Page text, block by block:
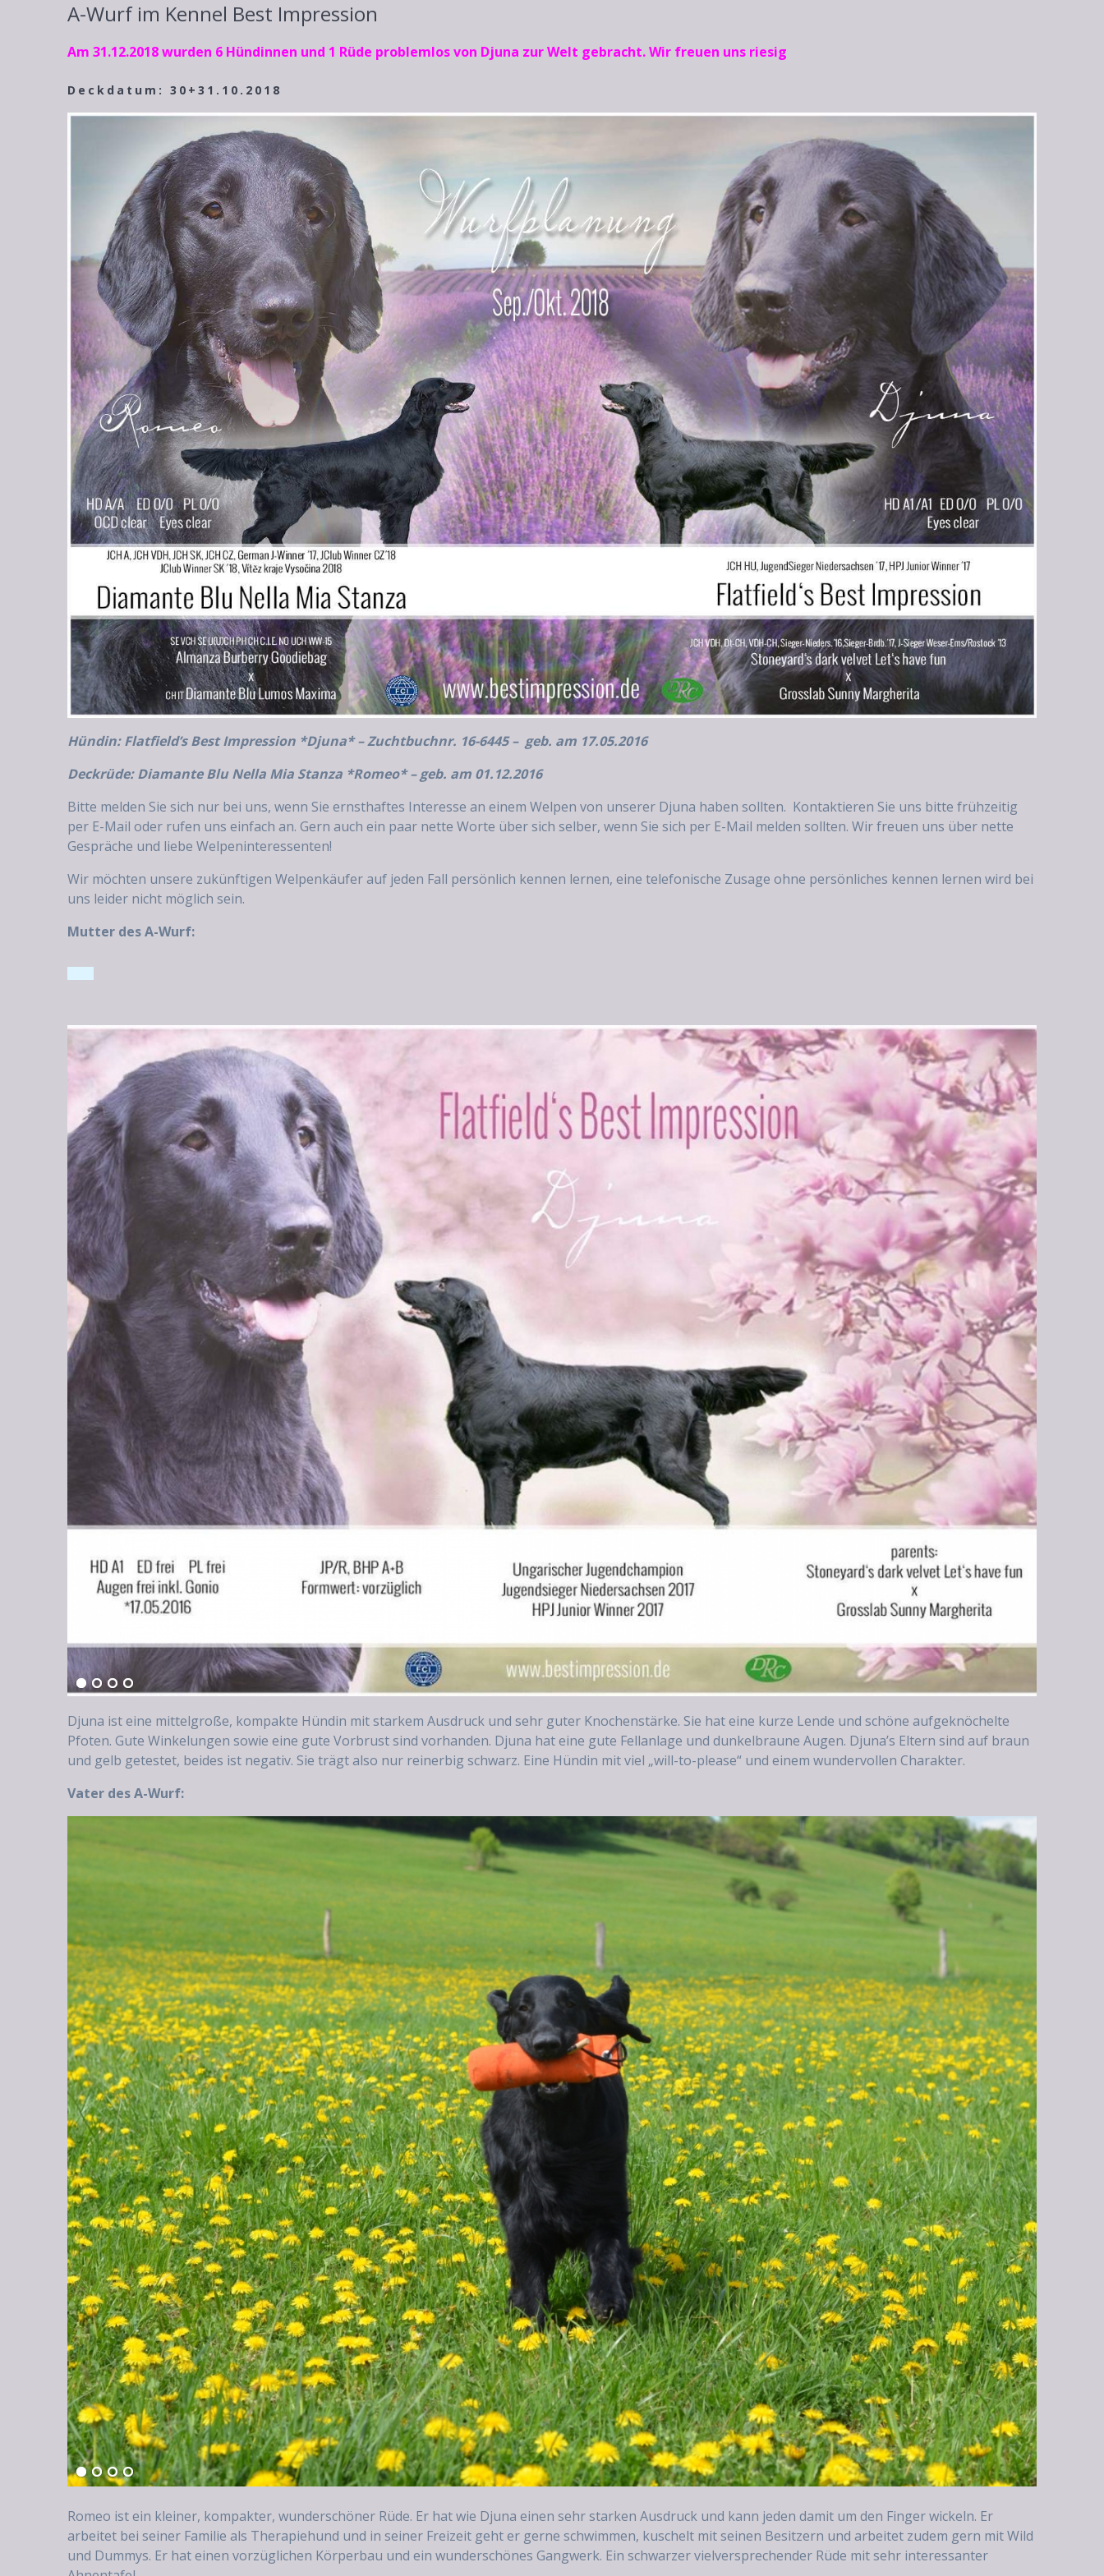
A-Wurf im Kennel Best Impression
Am 31.12.2018 wurden 6 Hündinnen und 1 Rüde problemlos von Djuna zur Welt gebracht. Wir freuen uns riesig
Deckdatum: 30+31.10.2018
Hündin: Flatfield’s Best Impression *Djuna* – Zuchtbuchnr. 16-6445 – geb. am 17.05.2016
Deckrüde: Diamante Blu Nella Mia Stanza *Romeo* – geb. am 01.12.2016
Bitte melden Sie sich nur bei uns, wenn Sie ernsthaftes Interesse an einem Welpen von unserer Djuna haben sollten. Kontaktieren Sie uns bitte frühzeitig
per E-Mail oder rufen uns einfach an. Gern auch ein paar nette Worte über sich selber, wenn Sie sich per E-Mail melden sollten. Wir freuen uns über nette
Gespräche und liebe Welpeninteressenten!
Wir möchten unsere zukünftigen Welpenkäufer auf jeden Fall persönlich kennen lernen, eine telefonische Zusage ohne persönliches kennen lernen wird bei
uns leider nicht möglich sein.
Mutter des A-Wurf:
Djuna ist eine mittelgroße, kompakte Hündin mit starkem Ausdruck und sehr guter Knochenstärke. Sie hat eine kurze Lende und schöne aufgeknöchelte
Pfoten. Gute Winkelungen sowie eine gute Vorbrust sind vorhanden. Djuna hat eine gute Fellanlage und dunkelbraune Augen. Djuna’s Eltern sind auf braun
und gelb getestet, beides ist negativ. Sie trägt also nur reinerbig schwarz. Eine Hündin mit viel „will-to-please“ und einem wundervollen Charakter.
Vater des A-Wurf:
Romeo ist ein kleiner, kompakter, wunderschöner Rüde. Er hat wie Djuna einen sehr starken Ausdruck und kann jeden damit um den Finger wickeln. Er
arbeitet bei seiner Familie als Therapiehund und in seiner Freizeit geht er gerne schwimmen, kuschelt mit seinen Besitzern und arbeitet zudem gern mit Wild
und Dummys. Er hat einen vorzüglichen Körperbau und ein wunderschönes Gangwerk. Ein schwarzer vielversprechender Rüde mit sehr interessanter